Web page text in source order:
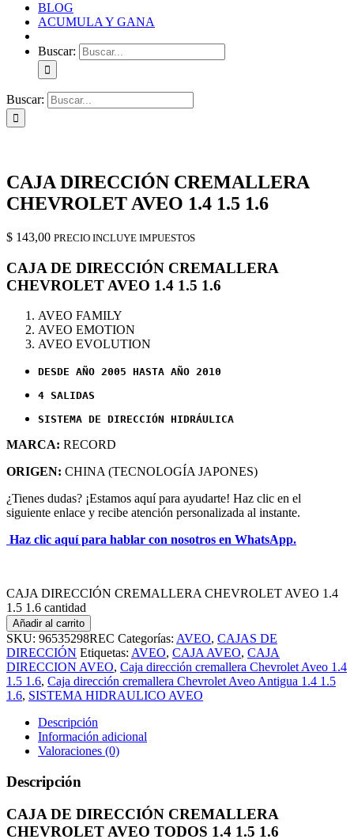
BLOG
ACUMULA Y GANA
Buscar:
Buscar:
CAJA DIRECCIÓN CREMALLERA
CHEVROLET AVEO 1.4 1.5 1.6
$ 143,00 PRECIO INCLUYE IMPUESTOS
CAJA DE DIRECCIÓN CREMALLERA
CHEVROLET AVEO 1.4 1.5 1.6
AVEO FAMILY
AVEO EMOTION
AVEO EVOLUTION
DESDE AÑO 2005 HASTA AÑO 2010
4 SALIDAS
MARCA: RECORD
ORIGEN: CHINA (TECNOLOGÍA JAPONES)
¿Tienes dudas? ¡Estamos aquí para ayudarte! Haz clic en el
siguiente enlace y recibe atención personalizada al instante.
Haz clic aquí para hablar con nosotros en WhatsApp.
CAJA DIRECCIÓN CREMALLERA CHEVROLET AVEO 1.4
1.5 1.6 cantidad
Añadir al carrito
SKU: 96535298REC Categorías: AVEO, CAJAS DE
DIRECCIÓN Etiquetas: AVEO, CAJA AVEO, CAJA
DIRECCION AVEO, Caja dirección cremallera Chevrolet Aveo 1.4
1.5 1.6, Caja dirección cremallera Chevrolet Aveo Antigua 1.4 1.5
1.6, SISTEMA HIDRAULICO AVEO
Descripción
Información adicional
Valoraciones (0)
Descripción
CAJA DE DIRECCIÓN CREMALLERA
CHEVROLET AVEO TODOS 1.4 1.5 1.6